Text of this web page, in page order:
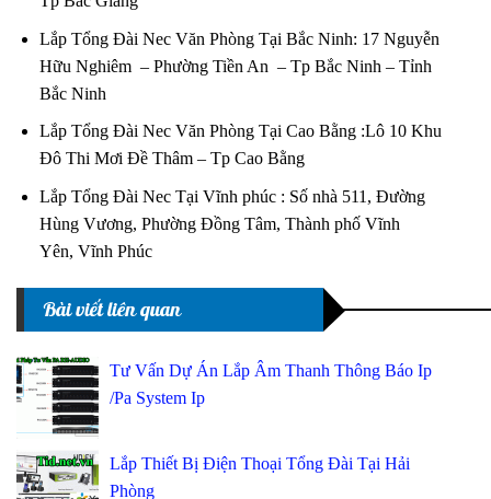
Lắp Tổng Đài Nec Văn Phòng Tại Bắc Ninh: 17 Nguyễn
Hữu Nghiêm – Phường Tiền An – Tp Bắc Ninh – Tỉnh
Bắc Ninh
Lắp Tổng Đài Nec Văn Phòng Tại Cao Bằng :Lô 10 Khu
Đô Thi Mơi Đề Thâm – Tp Cao Bằng
Lắp Tổng Đài Nec Tại Vĩnh phúc : Số nhà 511, Đường
Hùng Vương, Phường Đồng Tâm, Thành phố Vĩnh
Yên, Vĩnh Phúc
Bài viết liên quan
Tư Vấn Dự Án Lắp Âm Thanh Thông Báo Ip
/Pa System Ip
Lắp Thiết Bị Điện Thoại Tổng Đài Tại Hải
Phòng